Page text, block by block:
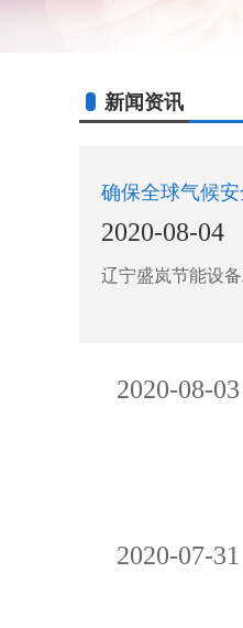
新闻资讯
确保全球气候
2020-08-04
辽宁盛岚节能设
2020-08-03
2020-07-31